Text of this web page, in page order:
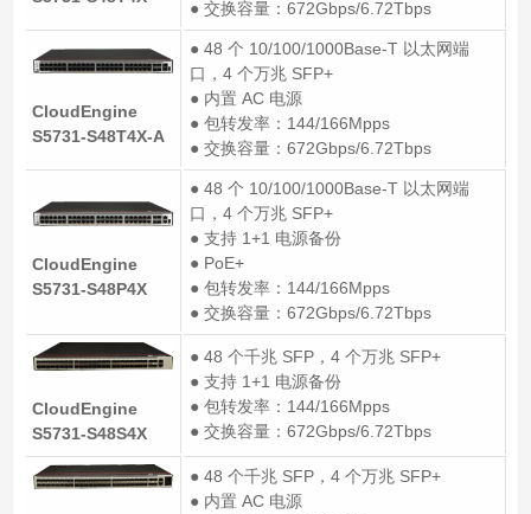
● 交换容量：672Gbps/6.72Tbps
CloudEngine
S5731-S48T4X-A
● 48 个 10/100/1000Base-T 以太网端
口，4 个万兆 SFP+
● 内置 AC 电源
● 包转发率：144/166Mpps
● 交换容量：672Gbps/6.72Tbps
CloudEngine
S5731-S48P4X
● 48 个 10/100/1000Base-T 以太网端
口，4 个万兆 SFP+
● 支持 1+1 电源备份
● PoE+
● 包转发率：144/166Mpps
● 交换容量：672Gbps/6.72Tbps
CloudEngine
S5731-S48S4X
● 48 个千兆 SFP，4 个万兆 SFP+
● 支持 1+1 电源备份
● 包转发率：144/166Mpps
● 交换容量：672Gbps/6.72Tbps
● 48 个千兆 SFP，4 个万兆 SFP+
● 内置 AC 电源